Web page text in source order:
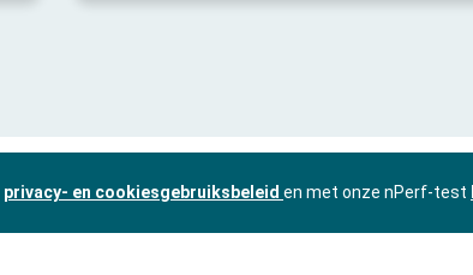
privacy- en cookiesgebruiksbeleid en met onze nPerf-test